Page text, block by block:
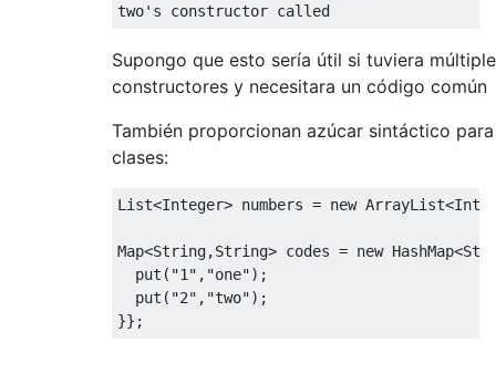
two's constructor called
Supongo que esto sería útil si tuviera
constructores y necesitara un código común
También proporcionan azúcar sintáctico
clases:
List<Integer> numbers = new ArrayList<
Map<String,String> codes = new HashMap<
  put
( "1" , "one");
  put
( "2" , "two");
}};